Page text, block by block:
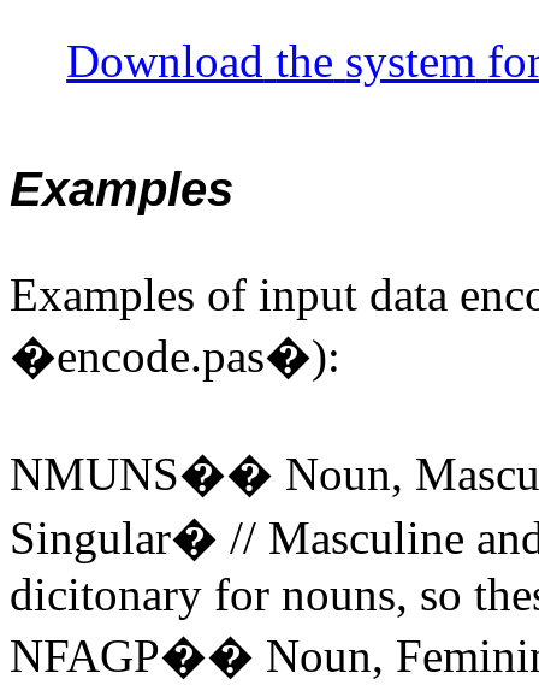
Download the system
Examples
Examples of input data
�encode.pas�):
NMUNS�� Noun,
Singular� // Masculine
dicitonary for nouns, so
NFAGP�� Noun,